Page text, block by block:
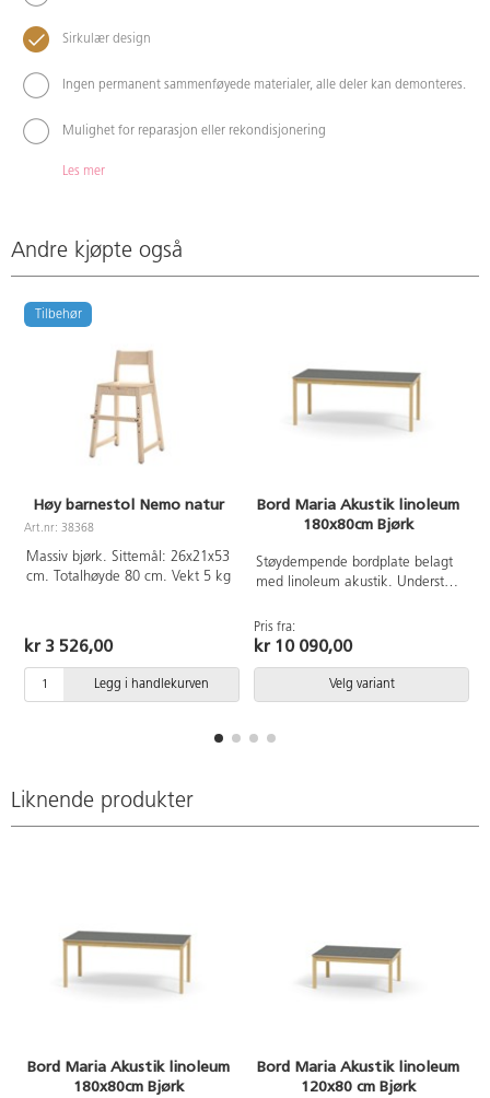
Sirkulær design
Ingen permanent sammenføyede materialer, alle deler kan demonteres.
Mulighet for reparasjon eller rekondisjonering
Les mer
Andre kjøpte også
Tilbehør
Høy barnestol Nemo natur
Art.nr: 38368
Massiv bjørk. Sittemål: 26x21x53
cm. Totalhøyde 80 cm. Vekt 5 kg
kr 3 526,00
Legg i handlekurven
Bord Maria Akustik linoleum
180x80cm Bjørk
Støydempende bordplate belagt
med linoleum akustik. Understell
Pris fra:
kr 10 090,00
Velg variant
Liknende produkter
Bord Maria Akustik linoleum
180x80cm Bjørk
Bord Maria Akustik linoleum
120x80 cm Bjørk